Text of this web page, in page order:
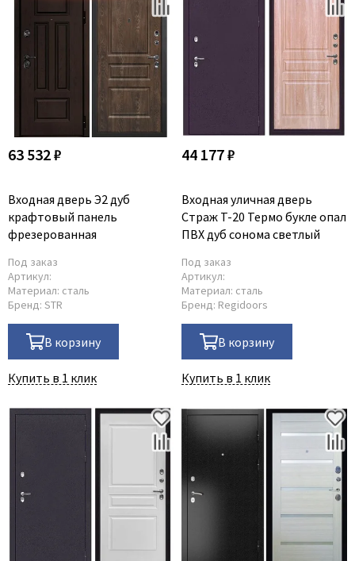
63 532 ₽
Входная дверь Э2 дуб
крафтовый панель
фрезерованная
Под заказ
Артикул:
Материал: сталь
Бренд: STR
В корзину
Купить в 1 клик
44 177 ₽
Входная уличная дверь
Страж T-20 Термо букле опал
ПВХ дуб сонома светлый
Под заказ
Артикул:
Материал: сталь
Бренд: Regidoors
В корзину
Купить в 1 клик